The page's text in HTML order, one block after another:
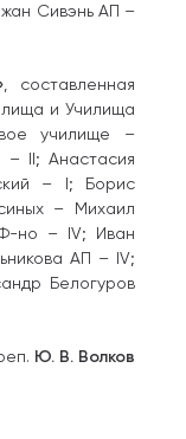
Сивэнь АП –
, составленная
и Училища
училище –
– II; Анастасия
– I; Борис
– Михаил
но – IV; Иван
АП – IV;
Белогуров
Ю. В. Волков